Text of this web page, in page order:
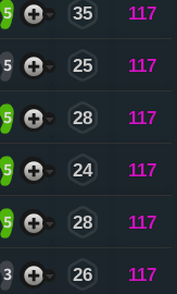
5 35 117
5 25 117
5 28 117
5 24 117
5 28 117
3 26 117